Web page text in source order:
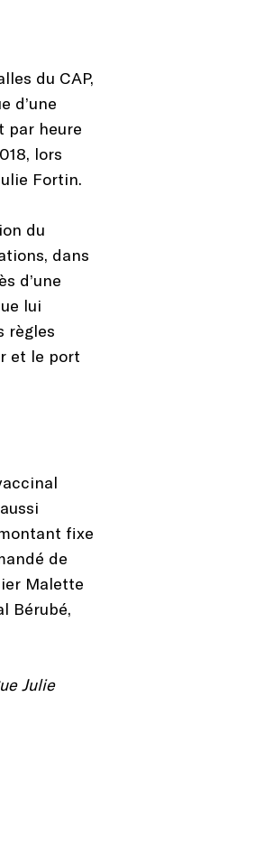
du CAP,
d’une
par heure
lors
Fortin.
du
dans
d’une
lui
règles
et le port
fixe
de
Malette
Bérubé,
Julie